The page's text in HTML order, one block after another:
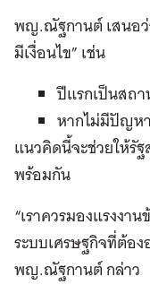
พญ.ณัฐกานต์ เสนอว่
มีเงื่อนไข” เช่น
ปีแรกเป็นสถ
หากไม่มีปัญห
แนวคิดนี้จะช่วยให้รั
พร้อมกัน
“เราควรมองแรงงา
ระบบเศรษฐกิจที่ต้อ
พญ.ณัฐกานต์ กล่าว